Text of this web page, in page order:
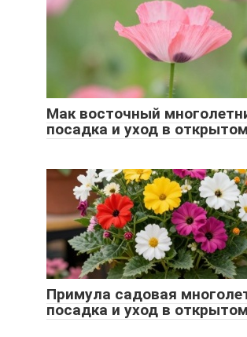
Мак восточный
посадка и уход в
Примула садовая
посадка и уход в